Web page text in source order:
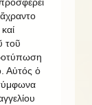
τοῦ
Αὐτός ὁ